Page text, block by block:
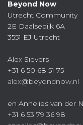
Beyond Now
Utrecht Community
2E Daalsedijk 6A
3551 EJ Utrecht
Alex Sievers
+31 6 50 68 51 75
alex@beyondnow.nl
en Annelies van der
+31 6 53 79 36 98